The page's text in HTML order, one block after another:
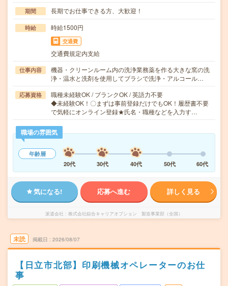
期間 長期でお仕事できる方、大歓迎！
時給 時給1500円
交通費
交通費規定内支給
仕事内容
機器・クリーンルーム内の洗浄業務薬を作る大きな窯の洗
浄・温水と洗剤を使用してブラシで洗浄・アルコール…
応募資格
職種未経験OK / ブランクOK / 英語力不要
◆未経験OK！〇まずは事前登録だけでもOK！履歴書不要
で気軽にオンライン登録★氏名・職種などを入力す…
職場の雰囲気
年齢層
20代
30代 40代 50代 60代
気になる! 応募へ進む 詳しく見る
派遣会社 株式会社綜合キャリアオプション 製造事業部（全国）
未読 掲載日 2026/08/07
【日立市北部】印刷機械オペレーターのお仕
事